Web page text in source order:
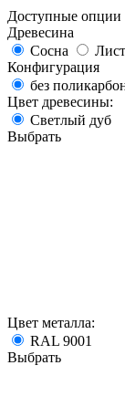
Доступные опции
Древесина
Сосна
Конфигурация
без
Цвет древесины:
Светлый дуб
Выбрать
Цвет металла:
RAL 9001
Выбрать